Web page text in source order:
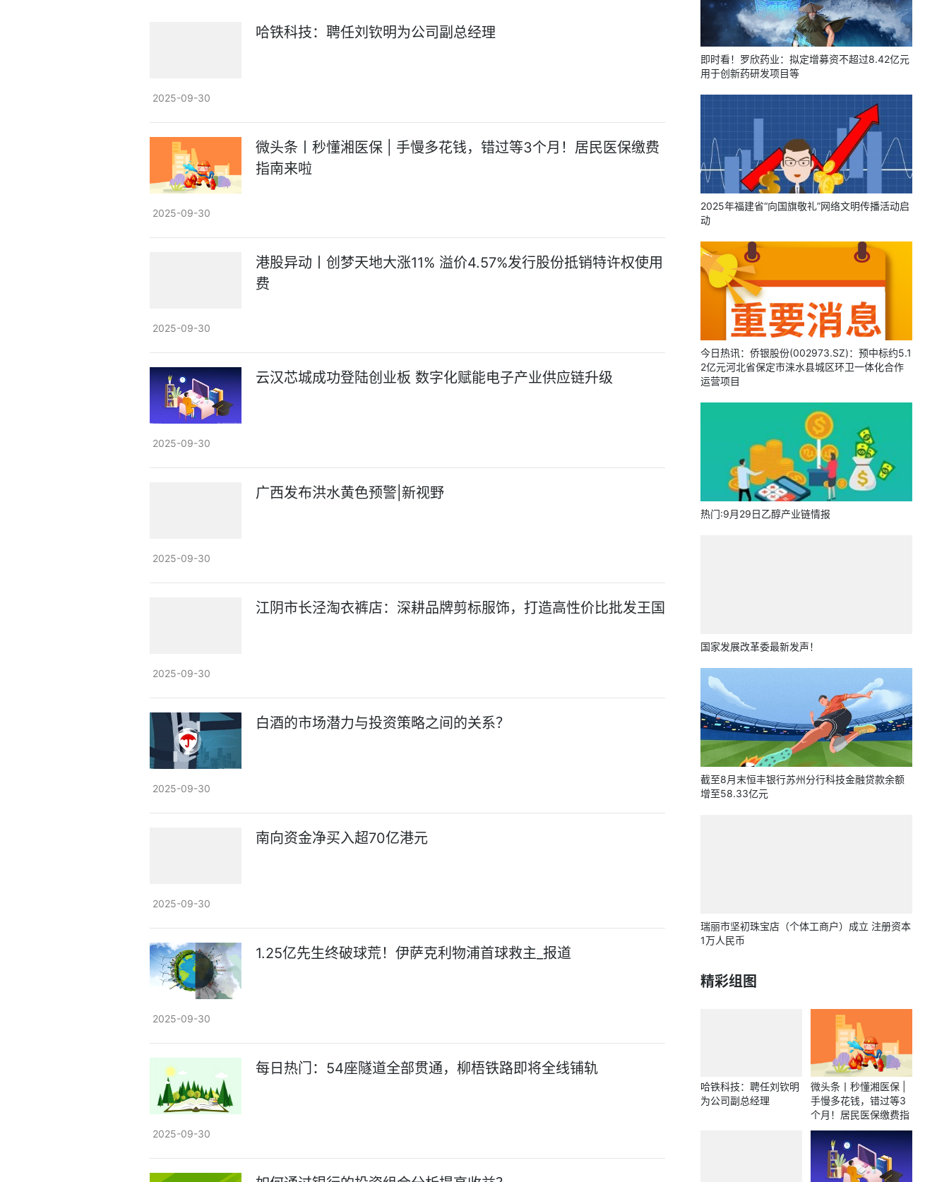
哈铁科技：聘任刘钦明为公司副总经理
2025-09-30
微头条丨秒懂湘医保 | 手慢多花钱，错过等3个月！居民医保缴费
指南来啦
2025-09-30
港股异动丨创梦天地大涨11% 溢价4.57%发行股份抵销特许权使用
费
2025-09-30
云汉芯城成功登陆创业板 数字化赋能电子产业供应链升级
2025-09-30
广西发布洪水黄色预警|新视野
2025-09-30
江阴市长泾淘衣裤店：深耕品牌剪标服饰，打造高性价比批发王国
2025-09-30
白酒的市场潜力与投资策略之间的关系？
2025-09-30
南向资金净买入超70亿港元
2025-09-30
1.25亿先生终破球荒！伊萨克利物浦首球救主_报道
2025-09-30
每日热门：54座隧道全部贯通，柳梧铁路即将全线铺轨
2025-09-30
即时看！罗欣药业：拟定增募资不超过8.42亿元
用于创新药研发项目等
2025年福建省“向国旗敬礼”网络文明传播活动启
动
今日热讯：侨银股份(002973.SZ)：预中标约5.1
2亿元河北省保定市涞水县城区环卫一体化合作
运营项目
热门:9月29日乙醇产业链情报
国家发展改革委最新发声！
截至8月末恒丰银行苏州分行科技金融贷款余额
增至58.33亿元
瑞丽市坚初珠宝店（个体工商户）成立 注册资本
1万人民币
精彩组图
哈铁科技：聘任刘钦明
为公司副总经理
微头条丨秒懂湘医保 |
手慢多花钱，错过等3
个月！居民医保缴费指
南来啦